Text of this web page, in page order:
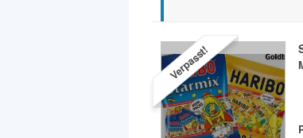
Verpasst!